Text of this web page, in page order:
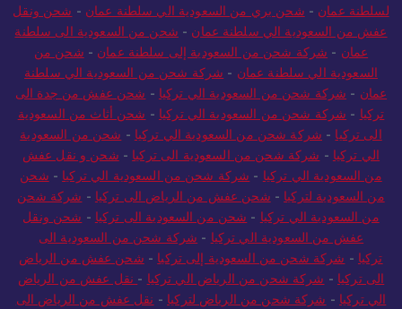
لسلطنة عمان - شحن بري من السعودية الي سلطنة عمان - شحن ونقل
عفش من السعودية الي سلطنة عمان - شحن من السعودية الى سلطنة
عمان - شركة شحن من السعودية إلى سلطنة عمان - شحن من
السعودية الي سلطنة عمان - شركة شحن من السعودية الي سلطنة
عمان - شركة شحن من السعودية الي تركيا - شحن عفش من جدة الى
تركيا - شركة شحن من السعودية الي تركيا - شحن أثاث من السعودية
الى تركيا - شركة شحن من السعودية الي تركيا - شحن من السعودية
الي تركيا - شركة شحن من السعودية الى تركيا - شحن و نقل عفش
من السعودية الي تركيا - شركة شحن من السعودية الي تركيا - شحن
من السعودية لتركيا - شحن عفش من الرياض الى تركيا - شركة شحن
من السعودية الي تركيا - شحن من السعودية الى تركيا - شحن ونقل
عفش من السعودية الي تركيا - شركة شحن من السعودية الى
تركيا - شركة شحن من السعودية إلى تركيا - شحن عفش من الرياض
الى تركيا - شركة شحن من الرياض الي تركيا - نقل عفش من الرياض
الي تركيا - شركة شحن من الرياض لتركيا - نقل عفش من الرياض الى